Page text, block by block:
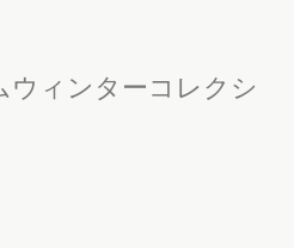
ィンターコレクシ